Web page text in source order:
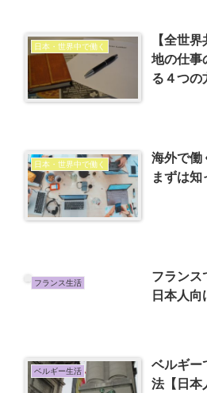
日本・世界中で働く
【全世
地の仕事
る４つの
日本・世界中で働く
海外で働
まずは
フランス生活
フランス
日本人
ベルギー生活
ベルギー
法【日本